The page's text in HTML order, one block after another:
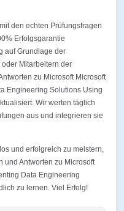
den echten Prüfungsfragen
Erfolgsgarantie
auf Grundlage der
Mitarbeitern der
zu Microsoft Microsoft
Engineering Solutions Using
Wir werten täglich
aus und integrieren sie
und erfolgreich zu meistern,
und Antworten zu Microsoft
Data Engineering
zu lernen. Viel Erfolg!